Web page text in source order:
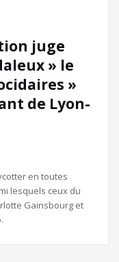
juge
» le
»
de Lyon-
en toutes
lesquels ceux du
Gainsbourg et